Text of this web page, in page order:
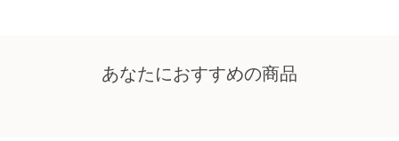
あなたにおすすめの商品